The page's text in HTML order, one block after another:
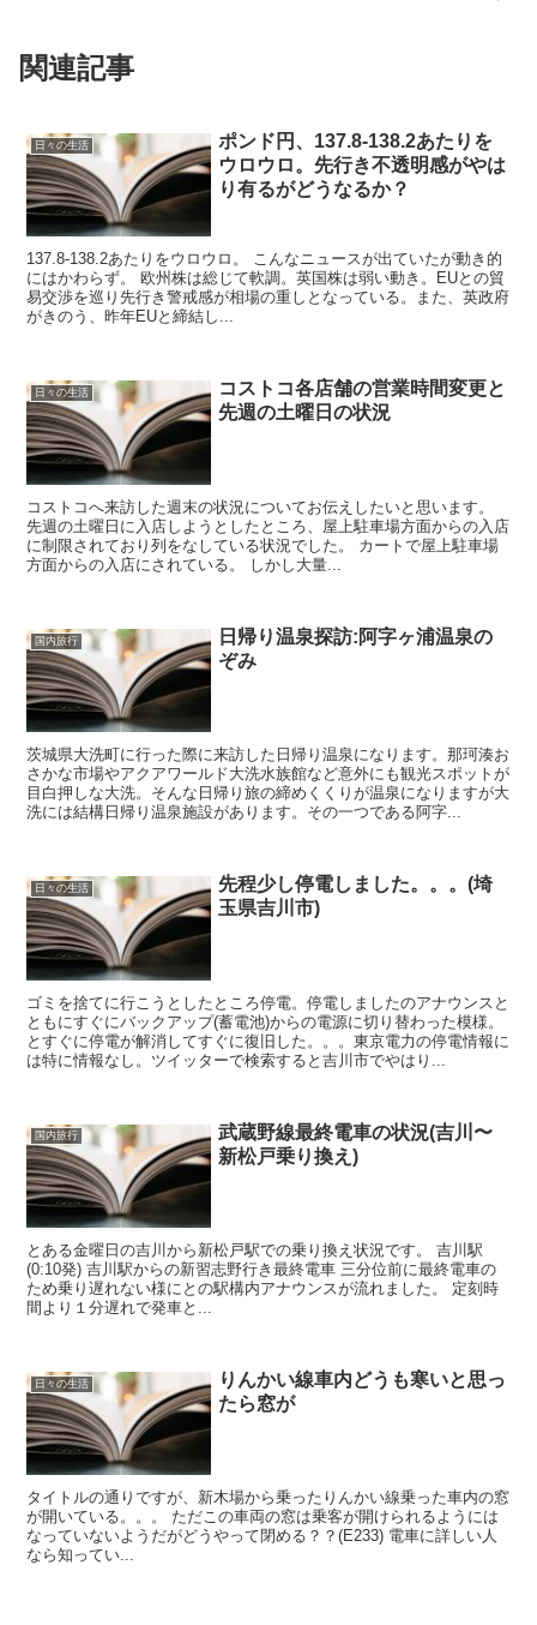
関連記事
日々の生活
ポンド円、137.8-138.2あたりを
ウロウロ。先行き不透明感がやは
り有るがどうなるか？
137.8-138.2あたりをウロウロ。 こんなニュースが出ていたが動き的
にはかわらず。 欧州株は総じて軟調。英国株は弱い動き。EUとの貿
易交渉を巡り先行き警戒感が相場の重しとなっている。また、英政府
がきのう、昨年EUと締結し...
日々の生活
コストコ各店舗の営業時間変更と
先週の土曜日の状況
コストコへ来訪した週末の状況についてお伝えしたいと思います。
先週の土曜日に入店しようとしたところ、屋上駐車場方面からの入店
に制限されており列をなしている状況でした。 カートで屋上駐車場
方面からの入店にされている。 しかし大量...
国内旅行
日帰り温泉探訪:阿字ヶ浦温泉の
ぞみ
茨城県大洗町に行った際に来訪した日帰り温泉になります。那珂湊お
さかな市場やアクアワールド大洗水族館など意外にも観光スポットが
目白押しな大洗。そんな日帰り旅の締めくくりが温泉になりますが大
洗には結構日帰り温泉施設があります。その一つである阿字...
日々の生活
先程少し停電しました。。。(埼
玉県吉川市)
ゴミを捨てに行こうとしたところ停電。停電しましたのアナウンスと
ともにすぐにバックアップ(蓄電池)からの電源に切り替わった模様。
とすぐに停電が解消してすぐに復旧した。。。東京電力の停電情報に
は特に情報なし。ツイッターで検索すると吉川市でやはり...
国内旅行
武蔵野線最終電車の状況(吉川〜
新松戸乗り換え)
とある金曜日の吉川から新松戸駅での乗り換え状況です。 吉川駅
(0:10発) 吉川駅からの新習志野行き最終電車 三分位前に最終電車の
ため乗り遅れない様にとの駅構内アナウンスが流れました。 定刻時
間より１分遅れで発車と...
日々の生活
りんかい線車内どうも寒いと思っ
たら窓が
タイトルの通りですが、新木場から乗ったりんかい線乗った車内の窓
が開いている。。。 ただこの車両の窓は乗客が開けられるようには
なっていないようだがどうやって閉める？？(E233) 電車に詳しい人
なら知ってい...